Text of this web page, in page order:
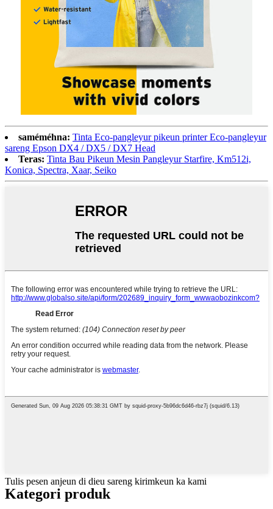
saméméhna: Tinta Eco-pangleyur pikeun printer Eco-pangleyur
sareng Epson DX4 / DX5 / DX7 Head
Teras: Tinta Bau Pikeun Mesin Pangleyur Starfire, Km512i,
Konica, Spectra, Xaar, Seiko
Tulis pesen anjeun di dieu sareng kirimkeun ka kami
Kategori produk